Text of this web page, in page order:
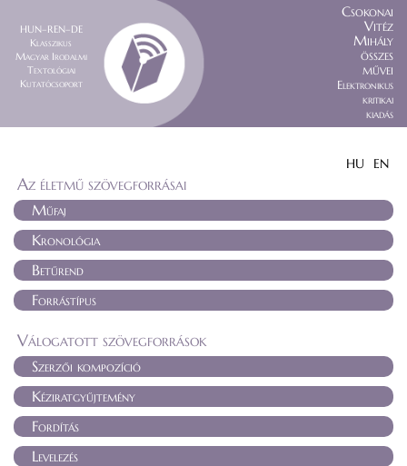
HUN–REN–DE
Klasszikus
Magyar Irodalmi
Textológiai
Kutatócsoport
Csokonai
Vitéz
Mihály
összes
művei
Elektronikus
kritikai
kiadás
HU EN
Az életmű szövegforrásai
Műfaj
Kronológia
Betűrend
Forrástípus
Válogatott szövegforrások
Szerzői kompozíció
Kéziratgyűjtemény
Fordítás
Levelezés